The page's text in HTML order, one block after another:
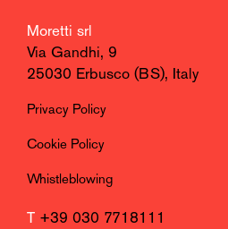
Moretti srl
Via Gandhi, 9
25030 Erbusco (BS), Italy
Privacy Policy
Cookie Policy
Whistleblowing
T +39 030 7718111